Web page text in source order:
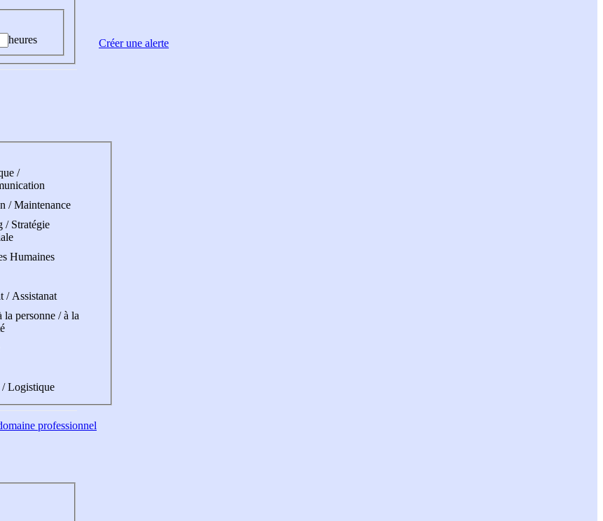
heures
/
/ Maintenance
/ Stratégie
Humaines
/ Assistanat
la personne / à la
/ Logistique
professionnel
Créer une alerte